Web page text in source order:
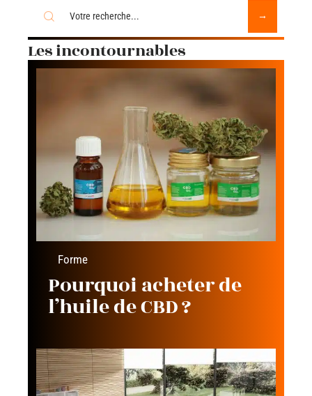
Les incontournables
Forme
Pourquoi acheter de
l’huile de CBD ?